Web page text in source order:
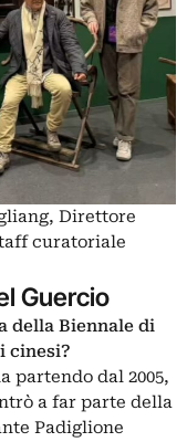
Direttore
curatoriale
Guercio
della Biennale di
cinesi?
partendo dal 2005,
a far parte della
Padiglione